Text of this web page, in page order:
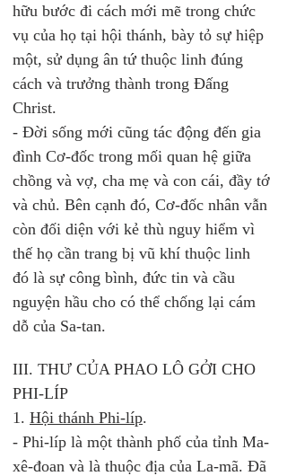
hữu bước đi cách mới mẽ trong chức
vụ của họ tại hội thánh, bày tỏ sự hiệp
một, sử dụng ân tứ thuộc linh đúng
cách và trưởng thành trong Đấng
Christ.
- Đời sống mới cũng tác động đến gia
đình Cơ-đốc trong mối quan hệ giữa
chồng và vợ, cha mẹ và con cái, đầy tớ
và chủ. Bên cạnh đó, Cơ-đốc nhân vẫn
còn đối diện với kẻ thù nguy hiểm vì
thế họ cần trang bị vũ khí thuộc linh
đó là sự công bình, đức tin và cầu
nguyện hầu cho có thể chống lại cám
dỗ của Sa-tan.
III. THƯ CỦA PHAO LÔ GỞI CHO
PHI-LÍP
1. Hội thánh Phi-líp.
- Phi-líp là một thành phố của tỉnh Ma-
xê-đoan và là thuộc địa của La-mã. Đã